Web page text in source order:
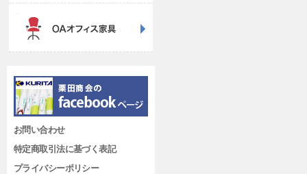
お問い合わせ
特定商取引法に基づく表記
プライバシーポリシー